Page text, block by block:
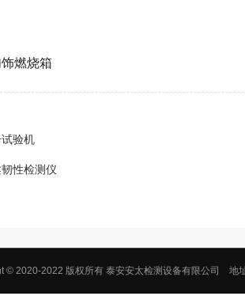
燃烧箱
验机
性检测仪
© 2020-2022 版权所有 泰安安太检测设备有限公司